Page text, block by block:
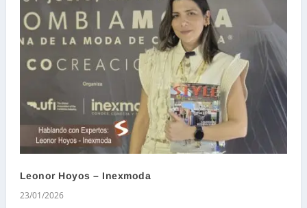
Leonor Hoyos – Inexmoda
23/01/2026